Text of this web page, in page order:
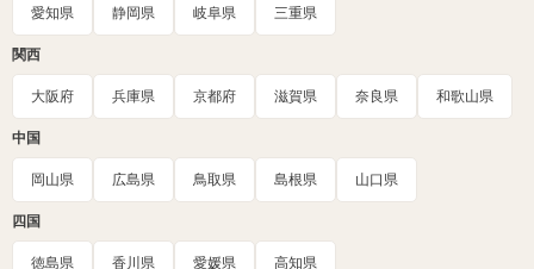
愛知県 静岡県 岐阜県 三重県
関西
大阪府 兵庫県 京都府 滋賀県 奈良県 和歌山県
中国
岡山県 広島県 鳥取県 島根県 山口県
四国
徳島県 香川県 愛媛県 高知県